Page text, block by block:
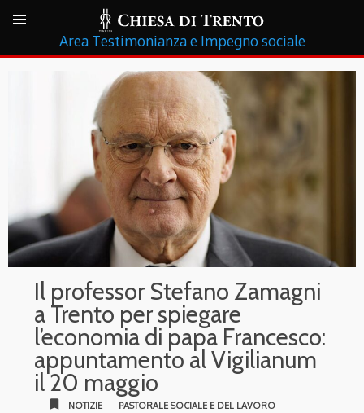
Testimonianza e Impegno sociale
Il professor Stefano Zamagni
a Trento per spiegare
l’economia di papa Francesco:
appuntamento al Vigilianum
il 20 maggio
bookmark NOTIZIE PASTORALE SOCIALE E DEL LAVORO